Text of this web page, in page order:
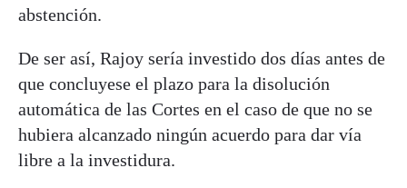
abstención.
De ser así, Rajoy sería investido dos días antes de
que concluyese el plazo para la disolución
automática de las Cortes en el caso de que no se
hubiera alcanzado ningún acuerdo para dar vía
libre a la investidura.